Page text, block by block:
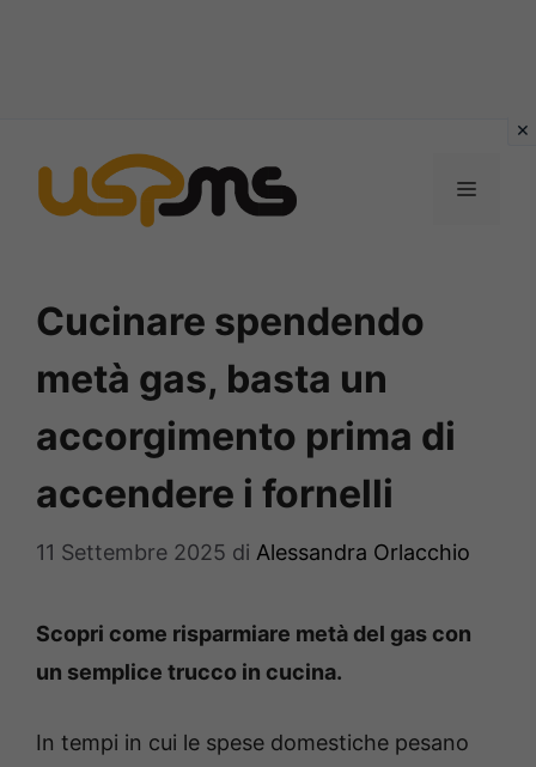
contenuto
MENU
Cucinare spendendo
metà gas, basta un
accorgimento prima di
accendere i fornelli
11 Settembre 2025 di Alessandra Orlacchio
Scopri come risparmiare metà del gas con
un semplice trucco in cucina.
In tempi in cui le spese domestiche pesano